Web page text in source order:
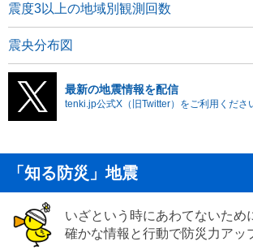
震度3以上の地域別観測回数
震央分布図
最新の地震情報を配信
tenki.jp公式X（旧Twitter）をご利用くださ
「知る防災」地震
いざという時にあわてないため
確かな情報と行動で防災力アッ